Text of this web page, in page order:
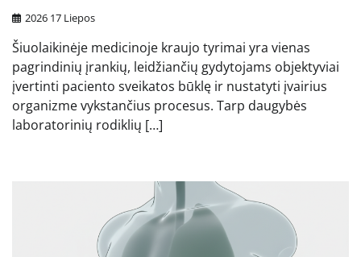
2026 17 Liepos
Šiuolaikinėje medicinoje kraujo tyrimai yra vienas
pagrindinių įrankių, leidžiančių gydytojams objektyviai
įvertinti paciento sveikatos būklę ir nustatyti įvairius
organizme vykstančius procesus. Tarp daugybės
laboratorinių rodiklių […]